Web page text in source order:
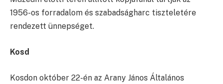
1956-os forradalom és szabadságharc tiszteletére
rendezett ünnepséget.
Kosd
Kosdon október 22-én az Arany János Általános